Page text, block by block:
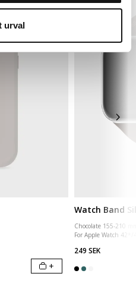
urval
+
Watch Band
Chocolate 155-210
For Apple Watch
249 SEK